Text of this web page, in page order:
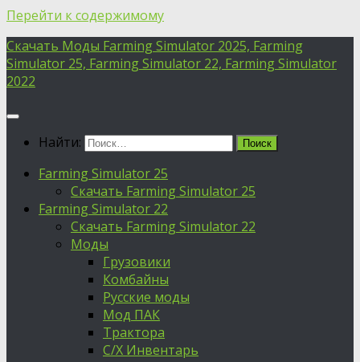
Перейти к содержимому
Скачать Моды Farming Simulator 2025, Farming
Simulator 25, Farming Simulator 22, Farming Simulator
2022
Найти:
Farming Simulator 25
Скачать Farming Simulator 25
Farming Simulator 22
Скачать Farming Simulator 22
Моды
Грузовики
Комбайны
Русские моды
Мод ПАК
Трактора
С/Х Инвентарь